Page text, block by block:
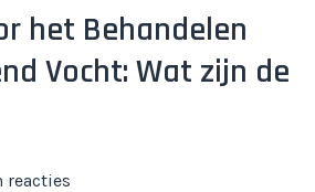
het Behandelen
Vocht: Wat zijn de
reacties